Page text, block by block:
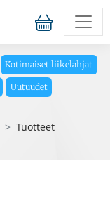
Kotimaiset liikelahjat
Uutuudet
Tuotteet